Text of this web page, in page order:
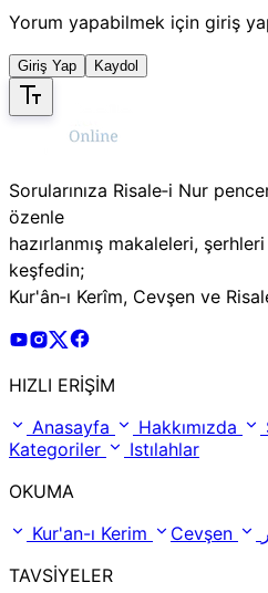
Yorum yapabilmek için giriş
Giriş Yap Kaydol
Sorularınıza Risale‑i Nur
özenle
hazırlanmış makaleleri,
keşfedin;
Kur'ân‑ı Kerîm, Cevşen ve
Risale Online Youtube Hesabı
Risale Online Instagram
Risale Online X Hesabı
HIZLI ERİŞİM
Anasayfa
Hakkımızda
Kategoriler
Istılahlar
OKUMA
Kur'an-ı Kerim
Cevşen
TAVSİYELER